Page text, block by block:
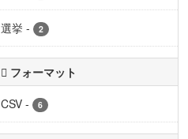
選挙 - 2
フォーマット
CSV - 6